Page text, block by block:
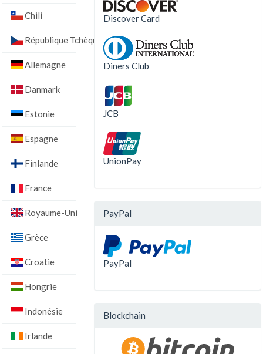
Chili
République Tchèque
Allemagne
Danmark
Estonie
Espagne
Finlande
France
Royaume-Uni
Grèce
Croatie
Hongrie
Indonésie
Irlande
Discover Card
Diners Club
JCB
UnionPay
PayPal
PayPal
Blockchain